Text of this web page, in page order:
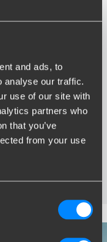
and ads, to
analyse our traffic.
use of our site with
partners who
that you’ve
from your use
Ihr Auto
verfügbar für Sie: